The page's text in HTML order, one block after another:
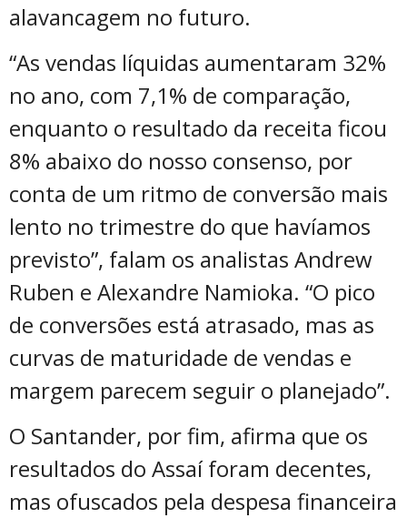
alavancagem no futuro.
“As vendas líquidas aumentaram 32%
no ano, com 7,1% de comparação,
enquanto o resultado da receita ficou
8% abaixo do nosso consenso, por
conta de um ritmo de conversão mais
lento no trimestre do que havíamos
previsto”, falam os analistas Andrew
Ruben e Alexandre Namioka. “O pico
de conversões está atrasado, mas as
curvas de maturidade de vendas e
margem parecem seguir o planejado”.
O Santander, por fim, afirma que os
resultados do Assaí foram decentes,
mas ofuscados pela despesa financeira